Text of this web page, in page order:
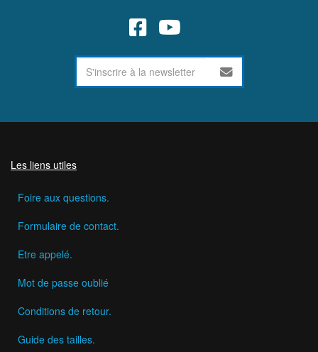
Les liens utiles
Foire aux questions.
Formulaire de contact.
Etre appelé.
Mot de passe oublié
Conditions de retour.
Guide des tailles.